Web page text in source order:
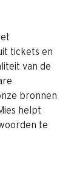
tickets en
van de
bronnen
helpt
te